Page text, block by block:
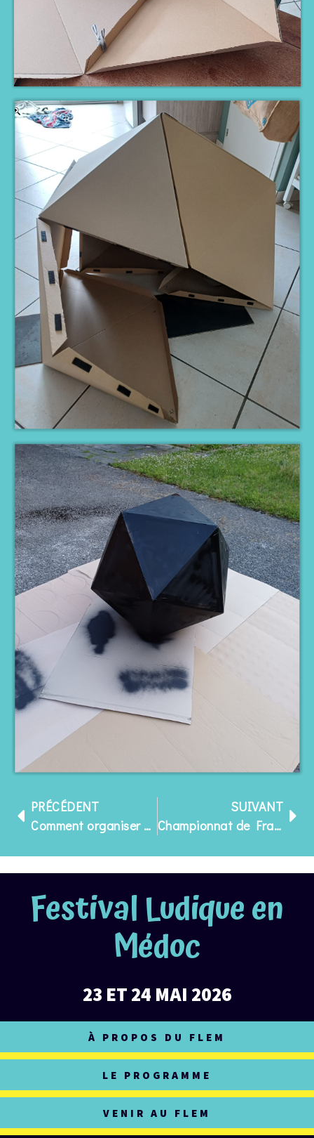
PRÉCÉDENT
Comment organiser un Festival Zéro Déchet
SUIVANT
Championnat de France d’Arackhan Wars à la MadCave
Festival Ludique en
Médoc
23 ET 24 MAI 2026
À PROPOS DU FLEM
LE PROGRAMME
VENIR AU FLEM